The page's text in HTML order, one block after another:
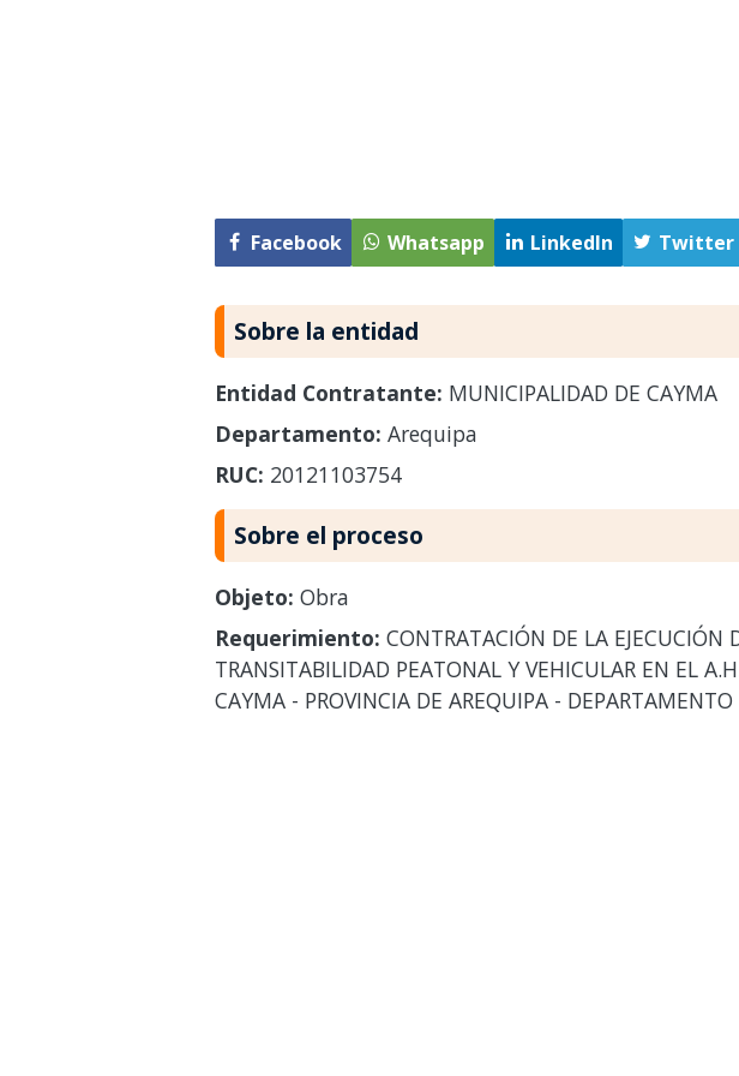
Facebook Whatsapp LinkedIn Twitter
Sobre la entidad
Entidad Contratante: MUNICIPALIDAD DE CAYMA
Departamento: Arequipa
RUC: 20121103754
Sobre el proceso
Objeto: Obra
Requerimiento: CONTRATACIÓN DE LA EJECUCIÓN
TRANSITABILIDAD PEATONAL Y VEHICULAR EN EL
CAYMA - PROVINCIA DE AREQUIPA -